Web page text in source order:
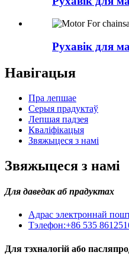
Рухавік для
Навігацыя
Пра лепшае
Серыя прадуктаў
Лепшая падзея
Кваліфікацыя
Звяжыцеся з намі
Звяжыцеся з намі
Для даведак аб прадуктах
Адрас электроннай
Тэлефон:+86 535
Для тэхналогій або